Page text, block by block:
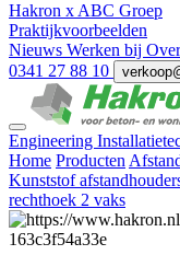
Hakron x ABC Groep
Praktijkvoorbeelden
Nieuws Werken bij
0341 27 88 10
Engineering
Home Producten
Kunststof
rechthoek 2 vaks